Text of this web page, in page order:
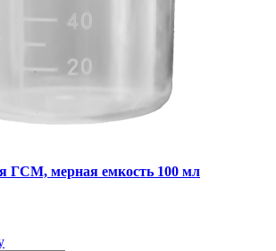
ГСМ, мерная емкость 100 мл